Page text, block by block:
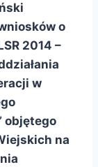
o
2014 –
w
objętego
na